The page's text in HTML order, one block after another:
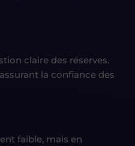
claire des réserves.
la confiance des
faible, mais en